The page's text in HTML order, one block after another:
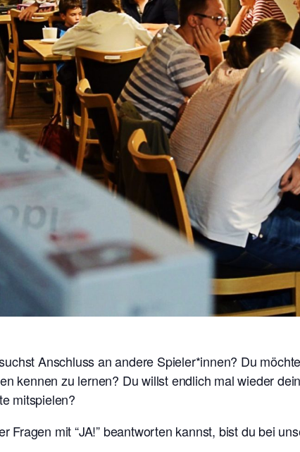
Anschluss an andere Spieler*innen? Du
kennen zu lernen? Du willst endlich mal wieder
mitspielen?
Fragen mit “JA!” beantworten kannst, bist du bei